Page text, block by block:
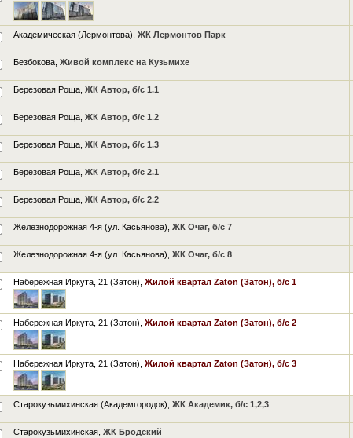
Академическая (Лермонтова), ЖК Лермонтов Парк
Безбокова, Живой комплекс на Кузьмихе
Березовая Роща, ЖК Автор, б/с 1.1
Березовая Роща, ЖК Автор, б/с 1.2
Березовая Роща, ЖК Автор, б/с 1.3
Березовая Роща, ЖК Автор, б/с 2.1
Березовая Роща, ЖК Автор, б/с 2.2
Железнодорожная 4-я (ул. Касьянова), ЖК Очаг, б/с 7
Железнодорожная 4-я (ул. Касьянова), ЖК Очаг, б/с 8
Набережная Иркута, 21 (Затон), Жилой квартал Zaton (Затон), б/с 1
Набережная Иркута, 21 (Затон), Жилой квартал Zaton (Затон), б/с 2
Набережная Иркута, 21 (Затон), Жилой квартал Zaton (Затон), б/с 3
Старокузьмихинская (Академгородок), ЖК Академик, б/с 1,2,3
Старокузьмихинская, ЖК Бродский